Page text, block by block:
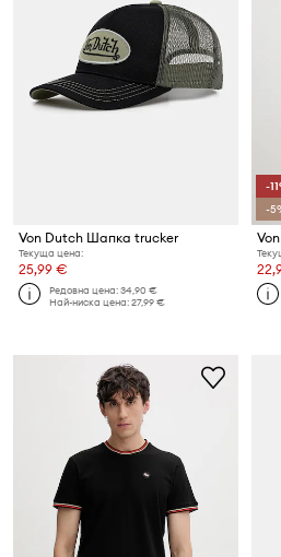
Von Dutch Шапка trucker
Текуща цена:
25,99 €
Редовна цена:34,90 €
Най-ниска цена:27,99 €
-
-